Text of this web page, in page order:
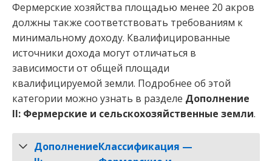
Фермерские хозяйства площадью менее 20 акров
должны также соответствовать требованиям к
минимальному доходу. Квалифицированные
источники дохода могут отличаться в
зависимости от общей площади
квалифицируемой земли. Подробнее об этой
категории можно узнать в разделе Дополнение
II: Фермерские и сельскохозяйственные земли.
ДополнениеКлассификация —